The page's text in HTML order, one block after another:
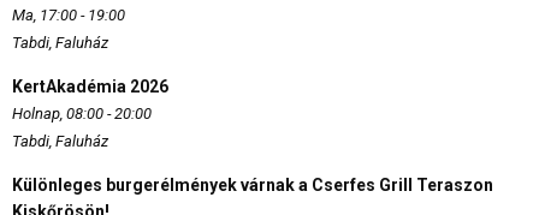
Ma, 17:00 - 19:00
Tabdi, Faluház
KertAkadémia 2026
Holnap, 08:00 - 20:00
Tabdi, Faluház
Különleges burgerélmények várnak a Cserfes Grill Teraszon